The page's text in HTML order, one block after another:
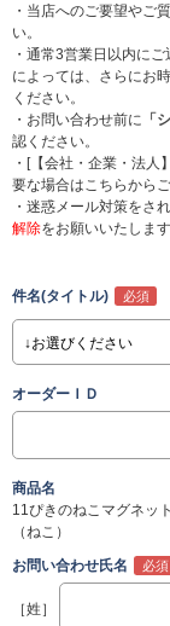
・当店へのご要望やご
い。
・通常3営業日以内に
によっては、さらにお
ください。
・お問い合わせ前に 「
認ください。
・[【会社・企業・法
要な場合はこちらから
・迷惑メール対策をさ
解除をお願いいたします
件名(タイトル)
オーダーＩＤ
商品名
11ぴきのねこマグネッ
（ねこ）
お問い合わせ氏名
［姓］